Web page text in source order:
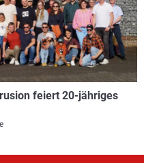
feiert 20-jähriges